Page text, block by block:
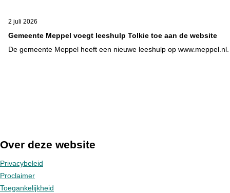
Gemeente Meppel voegt leeshulp Tolkie toe aan de website
2 juli 2026
De gemeente Meppel heeft een nieuwe leeshulp op
Over deze website
Privacybeleid
Proclaimer
Toegankelijkheid